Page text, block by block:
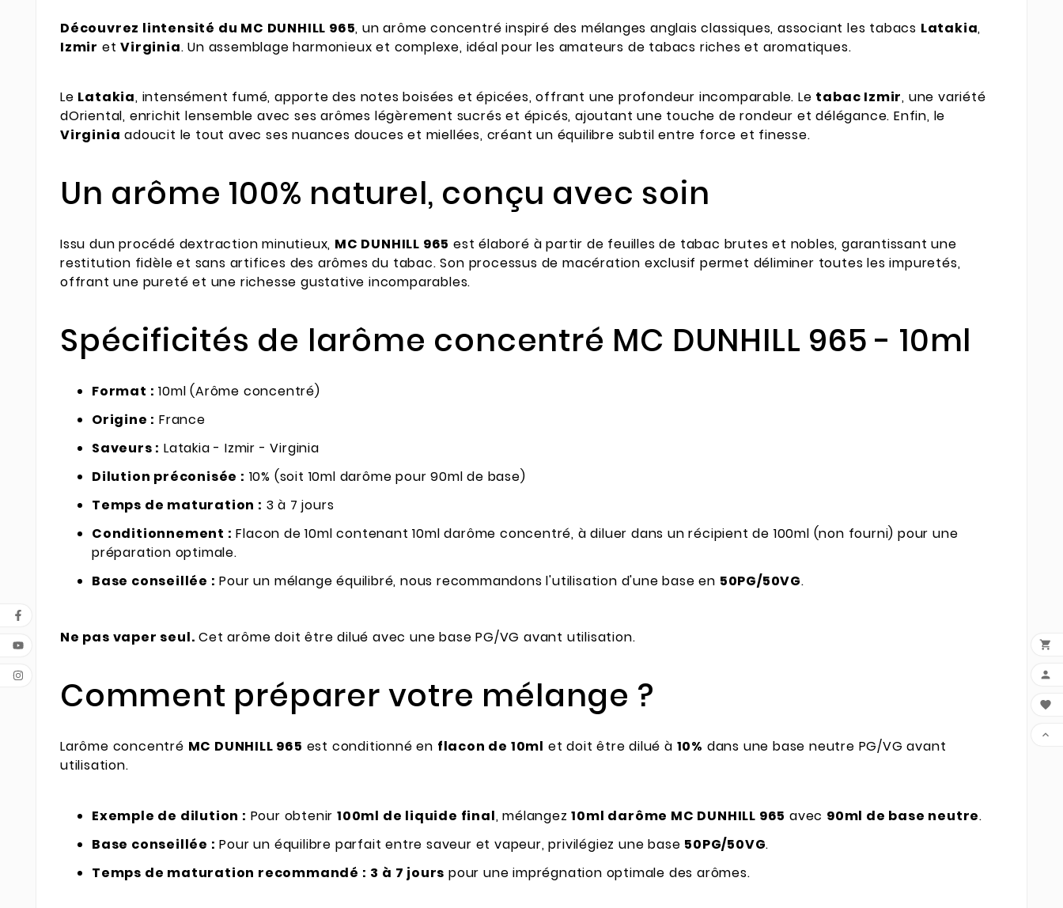
Découvrez lintensité du MC DUNHILL 965, un arôme concentré inspiré des mélanges anglais classiques, associant les tabacs Latakia,
Izmir etVirginia. Un assemblage harmonieux et complexe, idéal pour les amateurs de tabacs riches et aromatiques.
Le Latakia, intensément fumé, apporte des notes boisées et épicées, offrant une profondeur incomparable. Le tabac Izmir, une variété
dOriental, enrichit lensemble avec ses arômes légèrement sucrés et épicés, ajoutant une touche de rondeur et délégance. Enfin, le
Virginia adoucit le tout avec ses nuances douces et miellées, créant un équilibre subtil entre force et finesse.
Un arôme 100% naturel, conçu avec soin
Issu dun procédé dextraction minutieux, MC DUNHILL 965 est élaboré à partir de feuilles de tabac brutes et nobles, garantissant une
restitution fidèle et sans artifices des arômes du tabac. Son processus de macération exclusif permet déliminer toutes les impuretés,
offrant une pureté et une richesse gustative incomparables.
Spécificités de larôme concentré MC DUNHILL 965 - 10ml
Format : 10ml (Arôme concentré)
Origine : France
Saveurs : Latakia - Izmir - Virginia
Dilution préconisée : 10% (soit 10ml darôme pour 90ml de base)
Temps de maturation : 3 à 7 jours
Conditionnement : Flacon de 10ml contenant 10ml darôme concentré, à diluer dans un récipient de 100ml (non fourni) pour une
préparation optimale.
Base conseillée : Pour un mélange équilibré, nous recommandons l'utilisation d'une base en 50PG/50VG.
Ne pas vaper seul. Cet arôme doit être dilué avec une base PG/VG avant utilisation.
Comment préparer votre mélange ?
Larôme concentré MC DUNHILL 965 est conditionné en flacon de 10ml et doit être dilué à 10% dans une base neutre PG/VG avant
utilisation.
Exemple de dilution : Pour obtenir100ml de liquide final, mélangez10ml darôme MC DUNHILL 965 avec 90ml de base neutre.
Base conseillée : Pour un équilibre parfait entre saveur et vapeur, privilégiez une base 50PG/50VG.
Temps de maturation recommandé : 3 à 7 jours pour une imprégnation optimale des arômes.



